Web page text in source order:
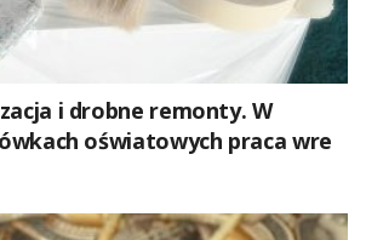
i drobne remonty. W
oświatowych praca wre